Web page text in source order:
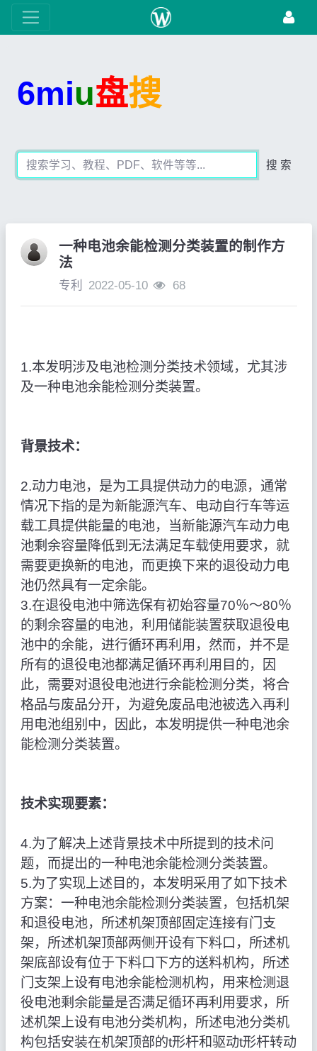
6miu盘搜
搜 索
一种电池余能检测分类装置的制作方
法
专利 2022-05-10 68
1.本发明涉及电池检测分类技术领域，尤其涉
及一种电池余能检测分类装置。
背景技术：
2.动力电池，是为工具提供动力的电源，通常
情况下指的是为新能源汽车、电动自行车等运
载工具提供能量的电池，当新能源汽车动力电
池剩余容量降低到无法满足车载使用要求，就
需要更换新的电池，而更换下来的退役动力电
池仍然具有一定余能。
3.在退役电池中筛选保有初始容量70％～80％
的剩余容量的电池，利用储能装置获取退役电
池中的余能，进行循环再利用，然而，并不是
所有的退役电池都满足循环再利用目的，因
此，需要对退役电池进行余能检测分类，将合
格品与废品分开，为避免废品电池被选入再利
用电池组别中，因此，本发明提供一种电池余
能检测分类装置。
技术实现要素：
4.为了解决上述背景技术中所提到的技术问
题，而提出的一种电池余能检测分类装置。
5.为了实现上述目的，本发明采用了如下技术
方案：一种电池余能检测分类装置，包括机架
和退役电池，所述机架顶部固定连接有门支
架，所述机架顶部两侧开设有下料口，所述机
架底部设有位于下料口下方的送料机构，所述
门支架上设有电池余能检测机构，用来检测退
役电池剩余能量是否满足循环再利用要求，所
述机架上设有电池分类机构，所述电池分类机
构包括安装在机架顶部的t形杆和驱动t形杆转动